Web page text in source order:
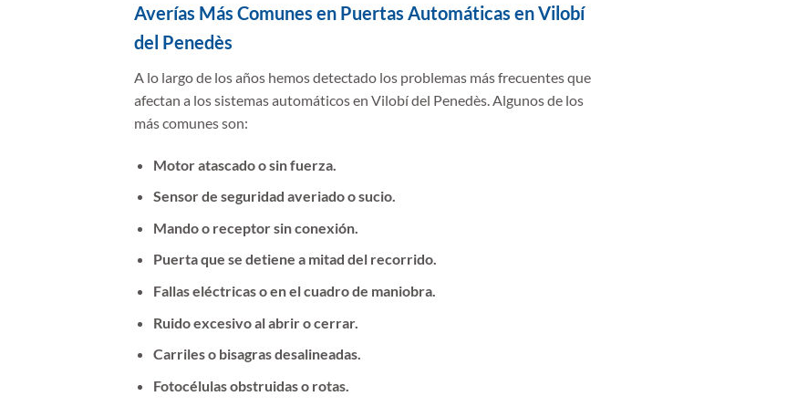
Averías Más Comunes en Puertas Automáticas en Vilobí
del Penedès
A lo largo de los años hemos detectado los problemas más frecuentes que
afectan a los sistemas automáticos en Vilobí del Penedès. Algunos de los
más comunes son:
Motor atascado o sin fuerza.
Sensor de seguridad averiado o sucio.
Mando o receptor sin conexión.
Puerta que se detiene a mitad del recorrido.
Fallas eléctricas o en el cuadro de maniobra.
Ruido excesivo al abrir o cerrar.
Carriles o bisagras desalineadas.
Fotocélulas obstruidas o rotas.